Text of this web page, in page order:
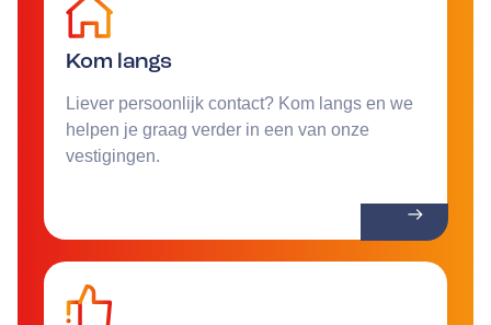
Kom langs
Liever persoonlijk contact? Kom langs en we
helpen je graag verder in een van onze
vestigingen.